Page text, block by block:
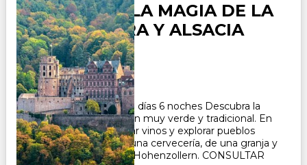
ALEMANIA, LA MAGIA DE LA
SELVA NEGRA Y ALSACIA
Duración:
7Días6Noches
Paquete Turístico de 7 días 6 noches Descubra la
Selva Negra, una región muy verde y tradicional. En
Alsacia podrás degustar vinos y explorar pueblos
pintorescos. Visita de una cervecería, de una granja y
del famoso castillo de Hohenzollern. CONSULTAR